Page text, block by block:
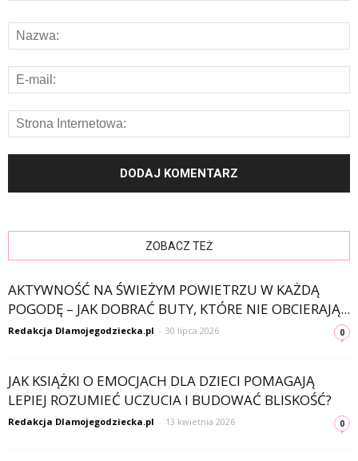
ZOBACZ TEŻ
AKTYWNOŚĆ NA ŚWIEŻYM POWIETRZU W KAŻDĄ
POGODĘ – JAK DOBRAĆ BUTY, KTÓRE NIE OBCIERAJĄ...
Redakcja Dlamojegodziecka.pl - 30 lipca 2026 0
JAK KSIĄŻKI O EMOCJACH DLA DZIECI POMAGAJĄ
LEPIEJ ROZUMIEĆ UCZUCIA I BUDOWAĆ BLISKOŚĆ?
Redakcja Dlamojegodziecka.pl - 13 kwietnia 2026 0